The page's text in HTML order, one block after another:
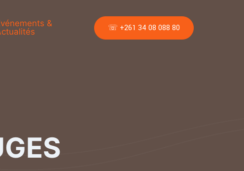
&
☏ +261 34 08 088 80